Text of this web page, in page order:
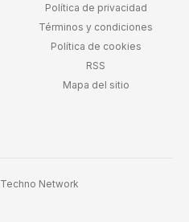
Política de privacidad
Términos y condiciones
Política de cookies
RSS
Mapa del sitio
Techno Network